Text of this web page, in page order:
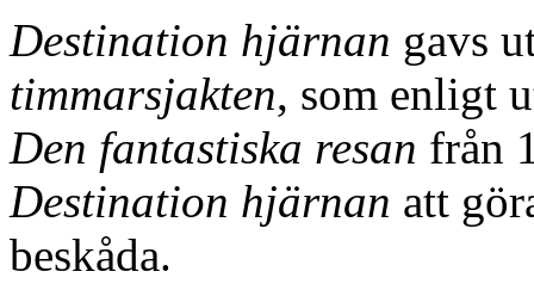
Destination hjärnan gavs
timmarsjakten, som enligt
Den fantastiska resan från
Destination hjärnan att
beskåda.